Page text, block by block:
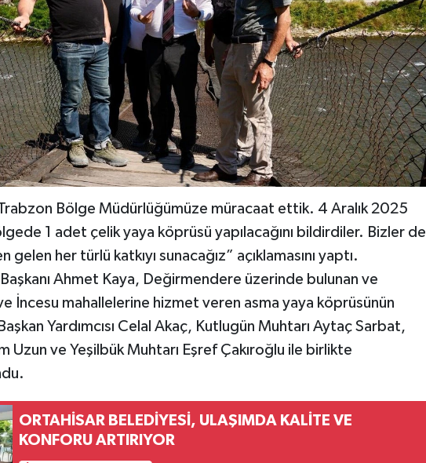
Trabzon Bölge Müdürlüğümüze müracaat ettik. 4 Aralık 2025
1 adet çelik yaya köprüsü yapılacağını bildirdiler. Bizler de
her türlü katkıyı sunacağız” açıklamasını yaptı.
Ahmet Kaya, Değirmendere üzerinde bulunan ve
İncesu mahallelerine hizmet veren asma yaya köprüsünün
Yardımcısı Celal Akaç, Kutlugün Muhtarı Aytaç Sarbat,
Uzun ve Yeşilbük Muhtarı Eşref Çakıroğlu ile birlikte
ORTAHİSAR BELEDİYESİ, ULAŞIMDA KALİTE VE
KONFORU ARTIRIYOR